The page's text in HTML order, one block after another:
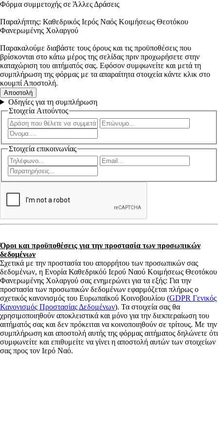
Φόρμα συμμετοχής σε Άλλες Δράσεις
Παραλήπτης: Καθεδρικός Ιερός Ναός Κοιμήσεως Θεοτόκου
Φανερωμένης Χολαργού
Παρακαλούμε διαβάστε τους όρους και τις προϋποθέσεις που
βρίσκονται στο κάτω μέρος της σελίδας πριν προχωρήσετε στην
καταχώριση του αιτήματός σας. Εφόσον συμφωνείτε και μετά τη
συμπλήρωση της φόρμας με τα απαραίτητα στοιχεία κάντε κλικ στο
κουμπί Αποστολή.
Οδηγίες για τη συμπλήρωση
Στοιχεία Αιτούντος
Στοιχεία επικοινωνίας
Όροι και προϋποθέσεις για την προστασία των προσωπικών
δεδομένων
Σχετικά με την προστασία του απορρήτου των προσωπικών σας
δεδομένων, η Ενορία Καθεδρικόύ Ιερού Ναού Κοιμήσεως Θεοτόκου
Φανερωμένης Χολαργού σας ενημερώνει για τα εξής: Για την
προστασία των προσωπικών δεδομένων εφαρμόζεται πλήρως ο
σχετικός κανονισμός του Ευρωπαϊκού Κοινοβουλίου (GDPR Γενικός
Κανονισμός Προστασίας Δεδομένων). Τα στοιχεία σας θα
χρησιμοποιηθούν αποκλειστικά και μόνο για την διεκπεραίωση του
αιτήματός σας και δεν πρόκειται να κοινοποιηθούν σε τρίτους. Με την
συμπλήρωση και αποστολή αυτής της φόρμας αιτήματος δηλώνετε ότι
συμφωνείτε και επιθυμείτε να γίνει η αποστολή αυτών των στοιχείων
σας προς τον Ιερό Ναό.